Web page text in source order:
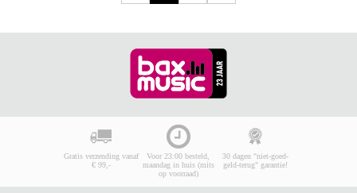
Gratis verzending vanaf
€ 99,-
Voor 23:00 besteld,
maandag in huis (mits
op voorraad)
30 dagen "niet-goed-
geld-terug" garantie!